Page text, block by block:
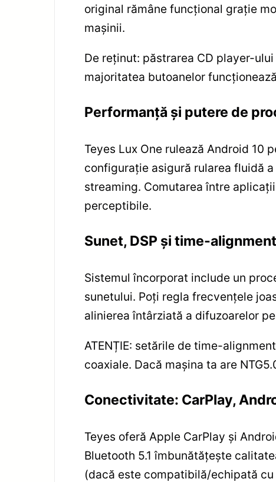
original rămâne funcțional grație
mașinii.
De reținut: păstrarea CD player-
majoritatea butoanelor
Performanță și putere de
Teyes Lux One rulează Android 10
configurație asigură rularea fluidă
streaming. Comutarea între
perceptibile.
Sunet, DSP și time-alignment
Sistemul încorporat include un
sunetului. Poți regla frecvențele
alinierea întârziată a difuzoarelor
ATENȚIE: setările de time-
coaxiale. Dacă mașina ta are
Conectivitate: CarPlay,
Teyes oferă Apple CarPlay și
Bluetooth 5.1 îmbunătățește
(dacă este compatibilă/echipată cu